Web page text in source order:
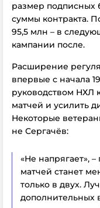
размер подписных
суммы контракта.
95,5 млн – в
кампании после.
Расширение
впервые с начала
руководством НХЛ
матчей и усилить
Некоторые
не Сергачёв:
«Не напрягает»,
матчей станет
только в двух.
дополнительных